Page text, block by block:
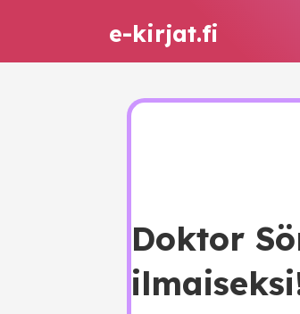
e-kirjat.fi
Doktor